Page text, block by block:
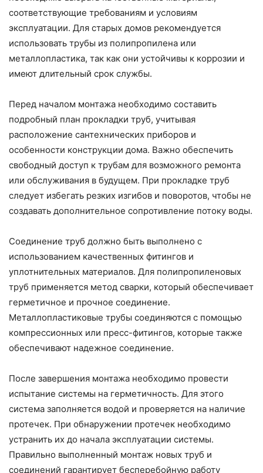
соответствующие требованиям и условиям
эксплуатации. Для старых домов рекомендуется
использовать трубы из полипропилена или
металлопластика, так как они устойчивы к коррозии и
имеют длительный срок службы.
Перед началом монтажа необходимо составить
подробный план прокладки труб, учитывая
расположение сантехнических приборов и
особенности конструкции дома. Важно обеспечить
свободный доступ к трубам для возможного ремонта
или обслуживания в будущем. При прокладке труб
следует избегать резких изгибов и поворотов, чтобы не
создавать дополнительное сопротивление потоку воды.
Соединение труб должно быть выполнено с
использованием качественных фитингов и
уплотнительных материалов. Для полипропиленовых
труб применяется метод сварки, который обеспечивает
герметичное и прочное соединение.
Металлопластиковые трубы соединяются с помощью
компрессионных или пресс-фитингов, которые также
обеспечивают надежное соединение.
После завершения монтажа необходимо провести
испытание системы на герметичность. Для этого
система заполняется водой и проверяется на наличие
протечек. При обнаружении протечек необходимо
устранить их до начала эксплуатации системы.
Правильно выполненный монтаж новых труб и
соединений гарантирует бесперебойную работу